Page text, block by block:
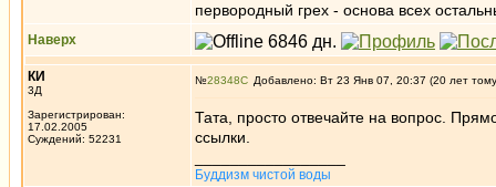
первородный грех - основа всех
Наверх
КИ
3Д
Зарегистрирован:
17.02.2005
Суждений: 52231
№28348 Добавлено: Вт 23 Янв 07, 20:37 (20 лет
Тата, просто отвечайте на вопрос.
ссылки.
Буддизм чистой воды